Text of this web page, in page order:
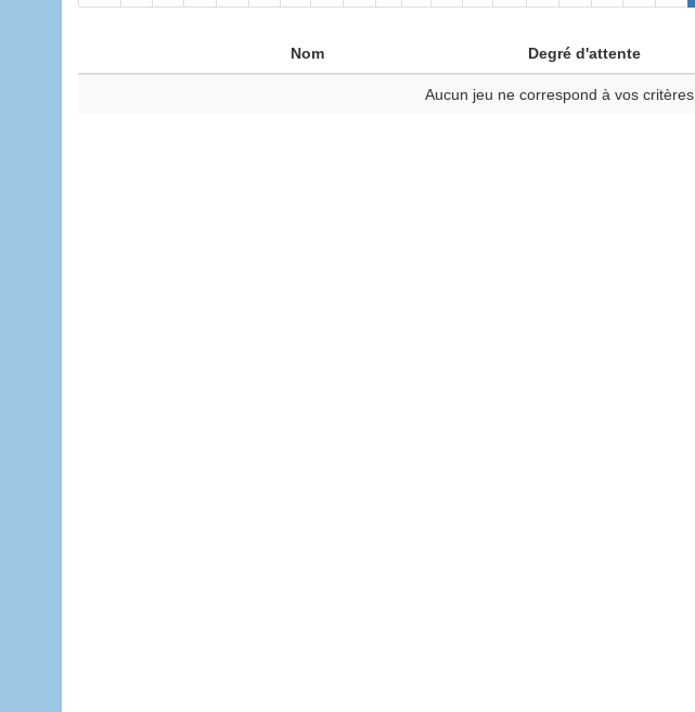
Nom Degré d'attente
Aucun jeu ne correspond à vos critères.